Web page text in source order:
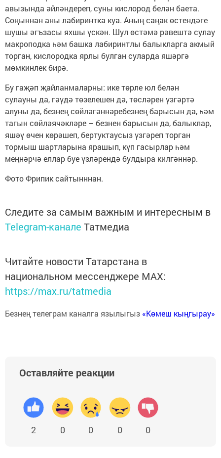
авызында әйләндереп, суны кислород белән баета.
Соңыннан аны лабиринтка куа. Аның саңак өстендәге
шушы әгъзасы яхшы үскән. Шул өстәмә рәвештә сулау
макроподка һәм башка лабиринтлы балыкларга акмый
торган, кислородка ярлы булган суларда яшәргә
мөмкинлек бирә.
Бу гаҗәп җайланмаларны: ике төрле юл белән
сулауны да, гәүдә төзелешен дә, төсләрен үзгәртә
алуны да, безнең сөйләгәннәребезнең барысын да, һәм
тагын сөйләячәкләре – безнен барысын да, балыклар,
яшәү өчен көрәшеп, бертуктаусыз үзгәреп торган
тормыш шартларына ярашып, күп гасырлар һәм
меңнәрчә еллар буе үзләрендә булдыра килгәннәр.
Фото Фрипик сайтынннан.
Следите за самым важным и интересным в
Telegram-канале Татмедиа
Читайте новости Татарстана в
национальном мессенджере MАХ:
https://max.ru/tatmedia
Безнең телеграм каналга язылыгыз «Көмеш кыңгырау»
Оставляйте реакции
2 0 0 0 0